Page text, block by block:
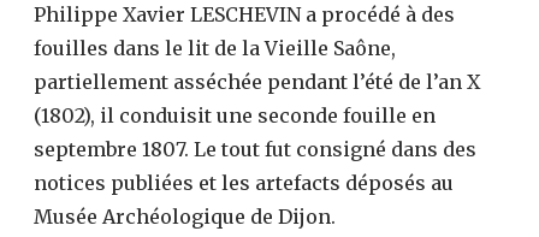
Philippe Xavier LESCHEVIN a procédé à des
fouilles dans le lit de la Vieille Saône,
partiellement asséchée pendant l’été de l’an X
(1802), il conduisit une seconde fouille en
septembre 1807. Le tout fut consigné dans des
notices publiées et les artefacts déposés au
Musée Archéologique de Dijon.